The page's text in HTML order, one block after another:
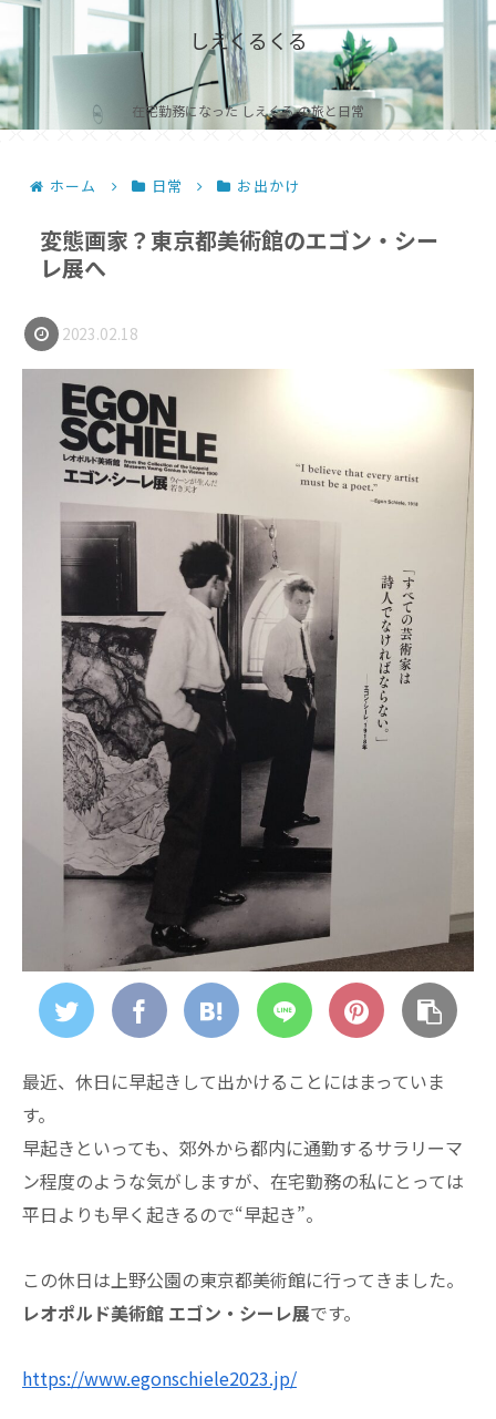
しえくるくる
在宅勤務になった しえくる の旅と日常
ホーム 日常 お出かけ
変態画家？東京都美術館のエゴン・シー
レ展へ
2023.02.18
最近、休日に早起きして出かけることにはまっていま
す。
早起きといっても、郊外から都内に通勤するサラリーマ
ン程度のような気がしますが、在宅勤務の私にとっては
平日よりも早く起きるので“早起き”。
この休日は上野公園の東京都美術館に行ってきました。
レオポルド美術館 エゴン・シーレ展です。
https://www.egonschiele2023.jp/